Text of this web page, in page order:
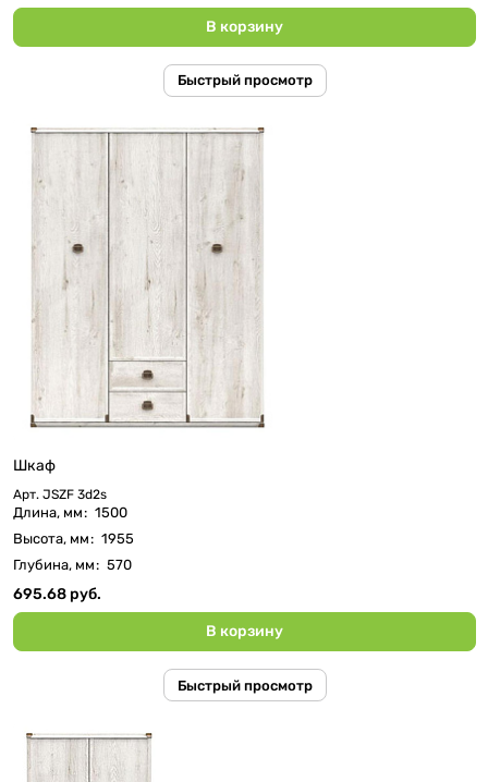
В корзину
Быстрый просмотр
Шкаф
Арт. JSZF 3d2s
Длина, мм: 1500
Высота, мм: 1955
Глубина, мм: 570
695.68 руб.
В корзину
Быстрый просмотр